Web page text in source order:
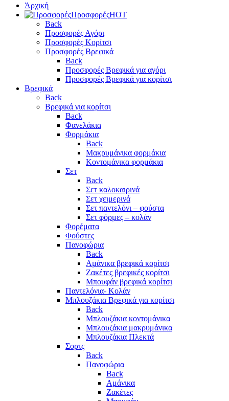
Άρχική
ΠροσφορέςHOT
Back
Προσφορές Αγόρι
Προσφορές Κορίτσι
Προσφορές Βρεφικά
Back
Προσφορές Βρεφικά για αγόρι
Προσφορές Βρεφικά για κορίτσι
Βρεφικά
Back
Βρεφικά για κορίτσι
Back
Φανελάκια
Φορμάκια
Back
Μακρυμάνικα φορμάκια
Κοντομάνικα φορμάκια
Σετ
Back
Σετ καλοκαιρινά
Σετ χειμερινά
Σετ παντελόνι – φούστα
Σετ φόρμες – κολάν
Φορέματα
Φούστες
Πανοφώρια
Back
Αμάνικα βρεφικά κορίτσι
Ζακέτες βρεφικές κορίτσι
Μπουφάν βρεφικά κορίτσι
Παντελόνια- Κολάν
Μπλουζάκια Βρεφικά για κορίτσι
Back
Μπλουζάκια κοντομάνικα
Μπλουζάκια μακρυμάνικα
Μπλουζάκια Πλεκτά
Σορτς
Back
Πανοφώρια
Back
Αμάνικα
Ζακέτες